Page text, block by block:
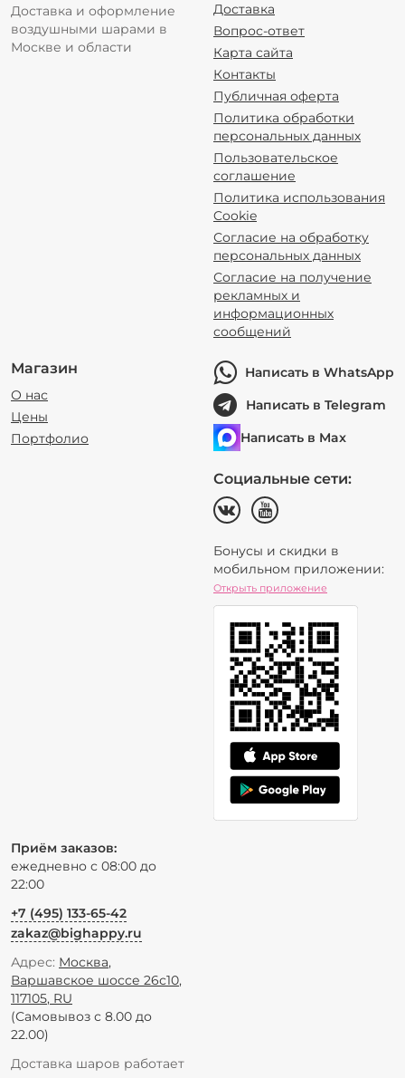
Доставка и оформление
воздушными шарами в
Москве и области
Доставка
Вопрос-ответ
Карта сайта
Контакты
Публичная оферта
Политика обработки
персональных данных
Пользовательское
соглашение
Политика использования
Cookie
Согласие на обработку
персональных данных
Согласие на получение
рекламных и
информационных
сообщений
Магазин
О нас
Цены
Портфолио
Написать в WhatsApp
Написать в Telegram
Написать в Max
Социальные сети:
Бонусы и скидки в
мобильном приложении:
Открыть приложение
Приём заказов:
ежедневно с 08:00 до
22:00
+7 (495) 133-65-42
zakaz@bighappy.ru
Адрес: Москва,
Варшавское шоссе 26с10,
117105, RU
(Самовывоз с 8.00 до
22.00)
Доставка шаров работает